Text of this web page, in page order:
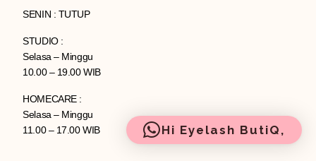
SENIN : TUTUP
STUDIO :
Selasa – Minggu
10.00 – 19.00 WIB
HOMECARE :
Selasa – Minggu
11.00 – 17.00 WIB
Hi Eyelash ButiQ,